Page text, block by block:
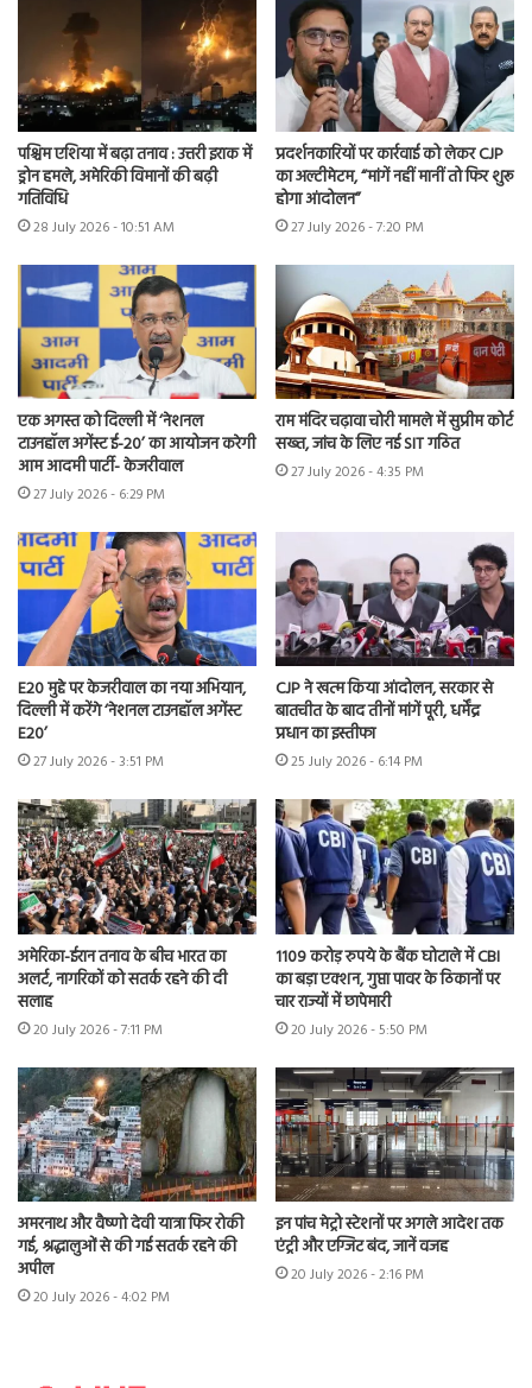
पश्चिम एशिया में बढ़ा तनाव : उत्तरी इराक में
ड्रोन हमले, अमेरिकी विमानों की बढ़ी
गतिविधि
28 July 2026 - 10:51 AM
प्रदर्शनकारियों पर कार्रवाई को लेकर CJP
का अल्टीमेटम, “मांगें नहीं मानीं तो फिर शुरू
होगा आंदोलन”
27 July 2026 - 7:20 PM
एक अगस्त को दिल्ली में ‘नेशनल
टाउनहॉल अगेंस्ट ई-20’ का आयोजन करेगी
आम आदमी पार्टी- केजरीवाल
27 July 2026 - 6:29 PM
राम मंदिर चढ़ावा चोरी मामले में सुप्रीम कोर्ट
सख्त, जांच के लिए नई SIT गठित
27 July 2026 - 4:35 PM
E20 मुद्दे पर केजरीवाल का नया अभियान,
दिल्ली में करेंगे ‘नेशनल टाउनहॉल अगेंस्ट
E20’
27 July 2026 - 3:51 PM
CJP ने खत्म किया आंदोलन, सरकार से
बातचीत के बाद तीनों मांगें पूरी, धर्मेंद्र
प्रधान का इस्तीफा
25 July 2026 - 6:14 PM
अमेरिका-ईरान तनाव के बीच भारत का
अलर्ट, नागरिकों को सतर्क रहने की दी
सलाह
20 July 2026 - 7:11 PM
1109 करोड़ रुपये के बैंक घोटाले में CBI
का बड़ा एक्शन, गुप्ता पावर के ठिकानों पर
चार राज्यों में छापेमारी
20 July 2026 - 5:50 PM
अमरनाथ और वैष्णो देवी यात्रा फिर रोकी
गई, श्रद्धालुओं से की गई सतर्क रहने की
अपील
20 July 2026 - 4:02 PM
इन पांच मेट्रो स्टेशनों पर अगले आदेश तक
एंट्री और एग्जिट बंद, जानें वजह
20 July 2026 - 2:16 PM